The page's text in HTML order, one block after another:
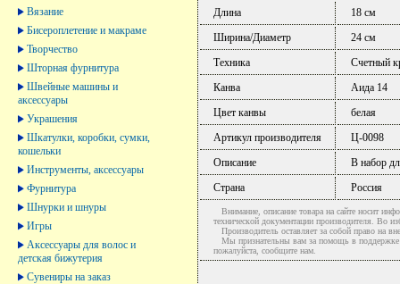
Вязание
Бисероплетение и макраме
Творчество
Шторная фурнитура
Швейные машины и
аксессуары
Украшения
Шкатулки, коробки, сумки,
кошельки
Инструменты, аксессуары
Фурнитура
Шнурки и шнуры
Игры
Аксессуары для волос и
детская бижутерия
Сувениры на заказ
Длина
18 см
Ширина/Диаметр
24 см
Техника
Счетный
Канва
Аида 14
Цвет канвы
белая
Артикул производителя
Ц-0098
Описание
В набор
Страна
Россия
Внимание, описание товара на сайте носит
технической документации производителя. Во
Производитель оставляет за собой право на
Мы признательны вам за помощь в поддержке
пожалуйста, сообщите нам.